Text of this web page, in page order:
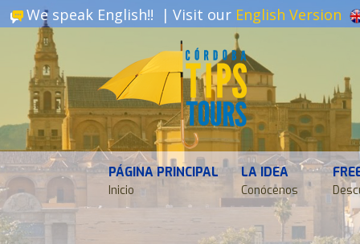
We speak English!! | Visit our English Version
PÁGINA PRINCIPAL
Inicio
LA IDEA
Conócenos